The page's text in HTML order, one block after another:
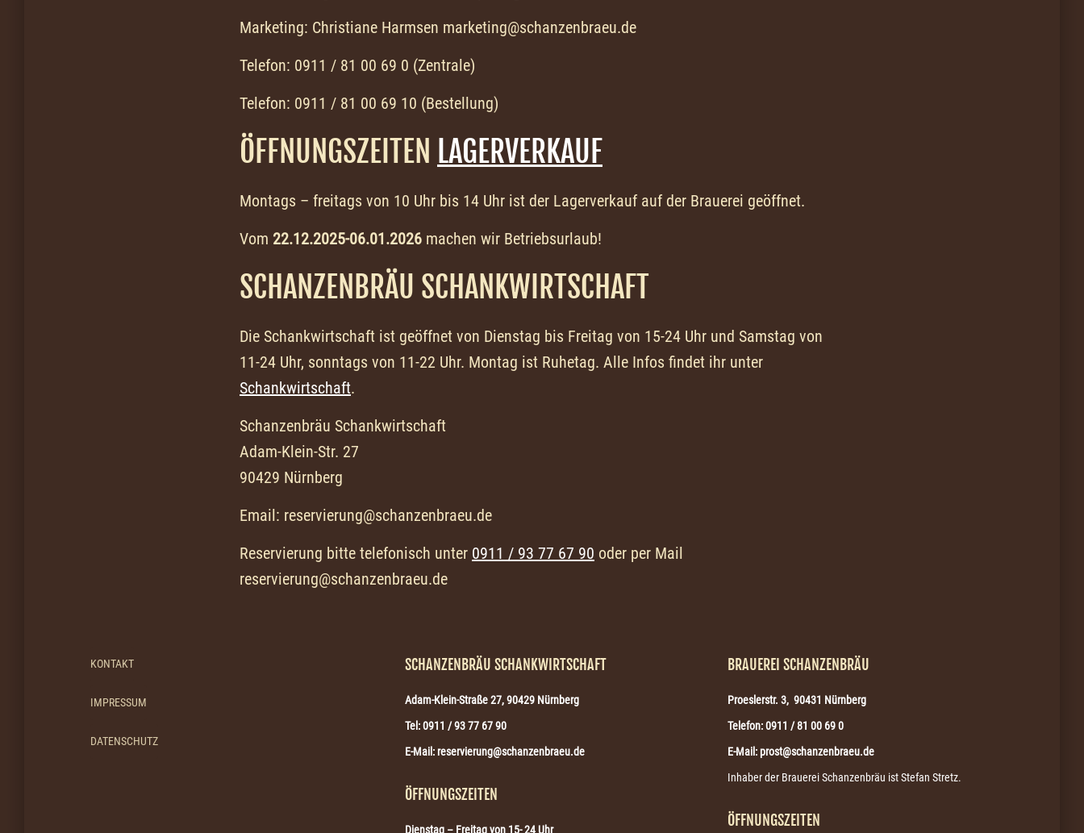
Marketing: Christiane Harmsen marketing@schanzenbraeu.de
Telefon: 0911 / 81 00 69 0 (Zentrale)
Telefon: 0911 / 81 00 69 10 (Bestellung)
ÖFFNUNGSZEITEN LAGERVERKAUF
Montags – freitags von 10 Uhr bis 14 Uhr ist der Lagerverkauf auf der Brauerei geöffnet.
Vom 22.12.2025-06.01.2026 machen wir Betriebsurlaub!
SCHANZENBRÄU SCHANKWIRTSCHAFT
Die Schankwirtschaft ist geöffnet von Dienstag bis Freitag von 15-24 Uhr und Samstag von
11-24 Uhr, sonntags von 11-22 Uhr. Montag ist Ruhetag. Alle Infos findet ihr unter
Schankwirtschaft.
Schanzenbräu Schankwirtschaft
Adam-Klein-Str. 27
90429 Nürnberg
Email: reservierung@schanzenbraeu.de
Reservierung bitte telefonisch unter 0911 / 93 77 67 90 oder per Mail
reservierung@schanzenbraeu.de
KONTAKT
IMPRESSUM
DATENSCHUTZ
SCHANZENBRÄU SCHANKWIRTSCHAFT
Adam-Klein-Straße 27, 90429 Nürnberg
Tel: 0911 / 93 77 67 90
E-Mail: reservierung@schanzenbraeu.de
ÖFFNUNGSZEITEN
Dienstag – Freitag von 15- 24 Uhr
BRAUEREI SCHANZENBRÄU
Proeslerstr. 3, 90431 Nürnberg
Telefon: 0911 / 81 00 69 0
E-Mail: prost@schanzenbraeu.de
Inhaber der Brauerei Schanzenbräu ist Stefan Stretz.
ÖFFNUNGSZEITEN